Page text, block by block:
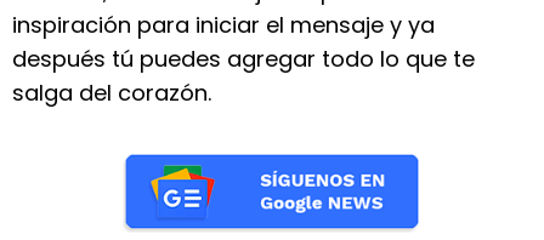
inspiración para iniciar el mensaje y ya
después tú puedes agregar todo lo que te
salga del corazón.